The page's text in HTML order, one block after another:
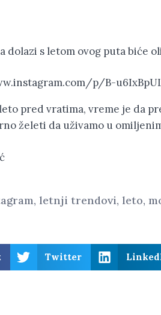
dolazi s letom ovog puta biće
p/B-
pred vratima, vreme je da
želeti da uživamo u
, letnji trendovi, leto,
Twitter